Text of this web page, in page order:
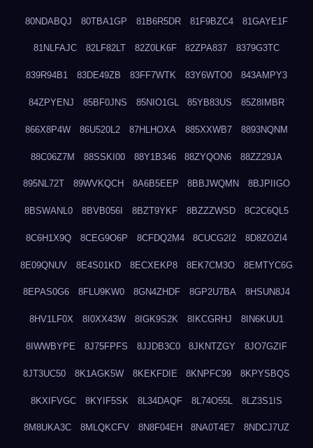
80NDABQJ 80TBA1GP 81B6R5DR 81F9BZC4 81GAYE1F
81NLFAJC 82LF82LT 82Z0LK6F 82ZPA837 8379G3TC
839R94B1 83DE49ZB 83FF7WTK 83Y6WTO0 843AMPY3
84ZPYENJ 85BF0JNS 85NIO1GL 85YB83US 85Z8IMBR
866X8P4W 86U520L2 87HLHOXA 885XXWB7 8893NQNM
88C06Z7M 88SSKI00 88Y1B346 88ZYQON6 88ZZ29JA
895NL72T 89WVKQCH 8A6B5EEP 8BBJWQMN 8BJPIIGO
8BSWANL0 8BVB056I 8BZT9YKF 8BZZZWSD 8C2C6QL5
8C6H1X9Q 8CEG9O6P 8CFDQ2M4 8CUCG2I2 8D8ZOZI4
8E09QNUV 8E4S01KD 8ECXEKP8 8EK7CM3O 8EMTYC6G
8EPAS0G6 8FLU9KW0 8GN4ZHDF 8GP2U7BA 8HSUN8J4
8HV1LF0X 8I0XX43W 8IGK9S2K 8IKCGRHJ 8IN6KUU1
8IWWBYPE 8J75FPFS 8JJDB3C0 8JKNTZGY 8JO7GZIF
8JT3UC50 8K1AGK5W 8KEKFDIE 8KNPFC99 8KPYSBQS
8KXIFVGC 8KYIF5SK 8L34DAQF 8L74O55L 8LZ3S1IS
8M8UKA3C 8MLQKCFV 8N8F04EH 8NA0T4E7 8NDCJ7UZ